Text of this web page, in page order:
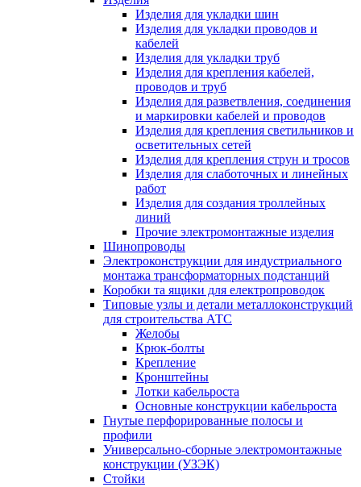
Изделия для укладки шин
Изделия для укладки проводов и
кабелей
Изделия для укладки труб
Изделия для крепления кабелей,
проводов и труб
Изделия для разветвления, соединения
и маркировки кабелей и проводов
Изделия для крепления светильников и
осветительных сетей
Изделия для крепления струн и тросов
Изделия для слаботочных и линейных
работ
Изделия для создания троллейных
линий
Прочие электромонтажные изделия
Шинопроводы
Электроконструкции для индустриального
монтажа трансформаторных подстанций
Коробки та ящики для електропроводок
Типовые узлы и детали металлоконструкций
для строительства АТС
Желобы
Крюк-болты
Крепление
Кронштейны
Лотки кабельроста
Основные конструкции кабельроста
Гнутые перфорированные полосы и
профили
Универсально-сборные электромонтажные
конструкции (УЗЭК)
Стойки